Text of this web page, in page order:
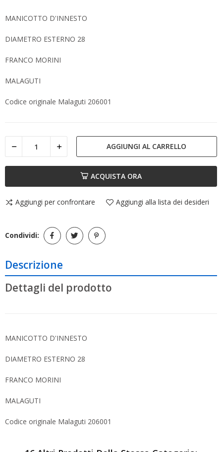
MANICOTTO D'INNESTO
DIAMETRO ESTERNO 28
FRANCO MORINI
MALAGUTI
Codice originale Malaguti 206001
AGGIUNGI AL CARRELLO
ACQUISTA ORA
Aggiungi per confrontare Aggiungi alla lista dei desideri
Condividi:
Descrizione
Dettagli del prodotto
MANICOTTO D'INNESTO
DIAMETRO ESTERNO 28
FRANCO MORINI
MALAGUTI
Codice originale Malaguti 206001